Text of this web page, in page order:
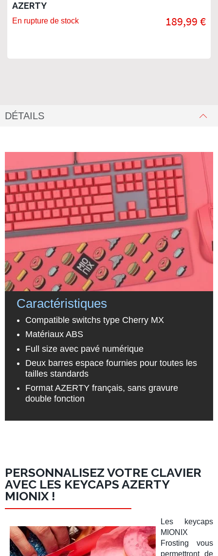
AZERTY
En rupture de stock 189,99 €
DÉTAILS
Caractéristiques
Compatible switchs type Cherry MX
Matériaux ABS
Full size avec pavé numérique
Deux barres espace fournies pour toutes les
tailles standards
Format AZERTY français, sans gravure
double fonction
PERSONNALISEZ VOTRE CLAVIER
AVEC LES KEYCAPS AZERTY
MIONIX !
Les
keycaps
MIONIX
Frosting vous
permettront de